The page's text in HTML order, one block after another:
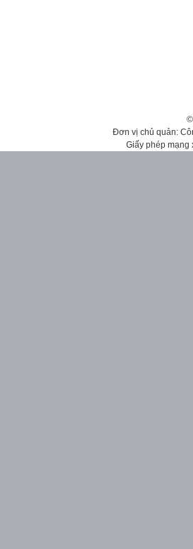
Đơn vị chủ quản:
Giấy phép mạng